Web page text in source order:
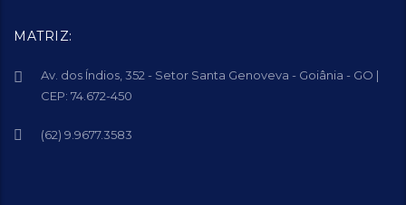
MATRIZ:
Av. dos Índios, 352 - Setor Santa Genoveva - Goiânia - GO |
CEP: 74.672-450
(62) 9.9677.3583